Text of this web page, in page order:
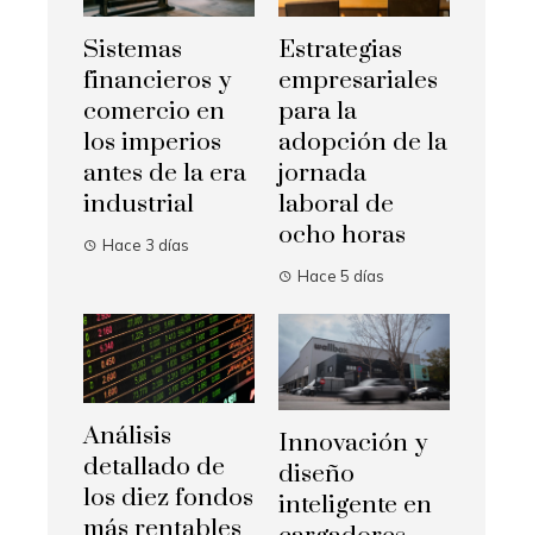
Sistemas
financieros y
comercio en
los imperios
antes de la era
industrial
Hace 3 días
Estrategias
empresariales
para la
adopción de la
jornada
laboral de
ocho horas
Hace 5 días
Análisis
detallado de
los diez fondos
Innovación y
diseño
inteligente en